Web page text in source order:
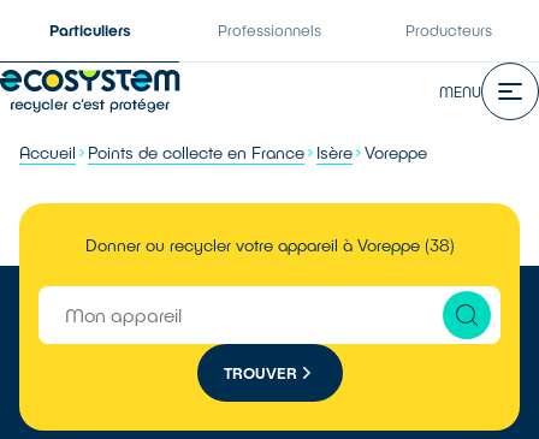
Particuliers Professionnels Producteurs
MENU
Accueil Points de collecte en France Isère Voreppe
Donner ou recycler votre appareil à Voreppe (38)
TROUVER